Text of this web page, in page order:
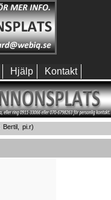
Hjälp Kontakt
Bertil, pi.r)